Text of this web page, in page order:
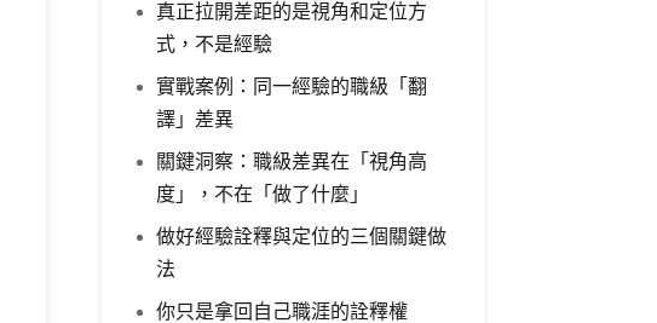
真正拉開差距的是視角和定位方
式，不是經驗
實戰案例：同一經驗的職級「翻
譯」差異
關鍵洞察：職級差異在「視角高
度」，不在「做了什麼」
做好經驗詮釋與定位的三個關鍵做
法
你只是拿回自己職涯的詮釋權